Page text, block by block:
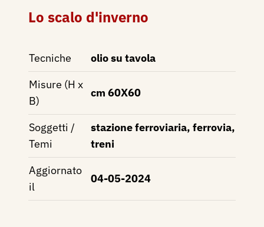
Lo scalo d'inverno
Tecniche
olio su tavola
Misure (H x
B)
cm 60X60
Soggetti /
Temi
stazione ferroviaria, ferrovia,
treni
Aggiornato
il
04-05-2024